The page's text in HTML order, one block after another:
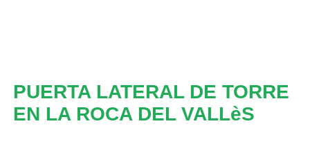
PUERTA LATERAL DE TORRE
EN LA ROCA DEL VALLèS